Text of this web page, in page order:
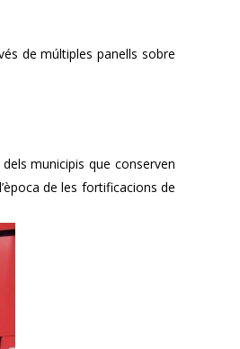
de múltiples panells sobre
municipis que conserven
de les fortificacions de